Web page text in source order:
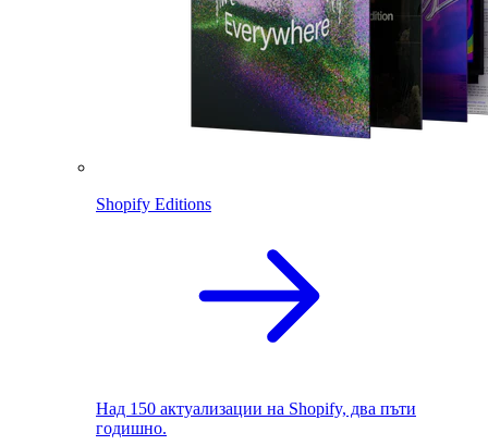
Shopify Editions
Над 150 актуализации на Shopify, два пъти
годишно.